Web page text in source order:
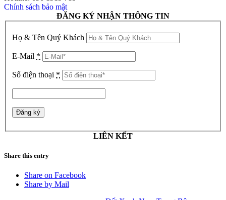
Chính sách bảo mật
ĐĂNG KÝ NHẬN THÔNG TIN
Họ & Tên Quý Khách
E-Mail *
Số điện thoại *
LIÊN KẾT
Share this entry
Share on Facebook
Share by Mail